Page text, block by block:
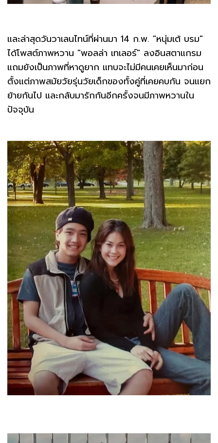
และล่าสุดวันวาเลนไทน์ที่ผ่านมา 14 ก.พ. "หนุ่มเต้ บรม"
ได้โพสต์ภาพหวาน "พอลล่า เทเลอร์" ลงอินสตาแกรม
แถมยังเป็นภาพที่หาดูยาก แทบจะไม่มีคนเคยเห็นมาก่อน
ตั้งแต่ภาพสมัยวัยรุ่นวัยเด็กของทั้งคู่ที่เคยคบกัน จนแยก
ย้ายกันไป และกลับมารักกันอีกครั้งจนมีภาพหวานใน
ปัจจุบัน